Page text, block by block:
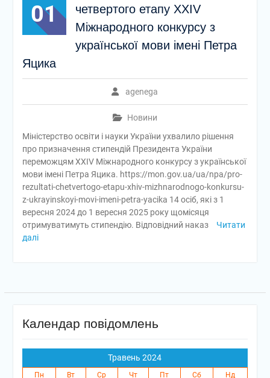
01
четвертого етапу XXIV
Міжнародного конкурсу з
української мови імені Петра
Яцика
agenega
Новини
Міністерство освіти і науки України ухвалило рішення
про призначення стипендій Президента України
переможцям XXIV Міжнародного конкурсу з української
мови імені Петра Яцика. https://mon.gov.ua/ua/npa/pro-
rezultati-chetvertogo-etapu-xhiv-mizhnarodnogo-konkursu-
z-ukrayinskoyi-movi-imeni-petra-yacika 14 осіб, які з 1
вересня 2024 до 1 вересня 2025 року щомісяця
отримуватимуть стипендію. Відповідний наказ
Читати
далі
Календар повідомлень
Травень 2024
Пн Вт Ср Чт Пт Сб
Нд